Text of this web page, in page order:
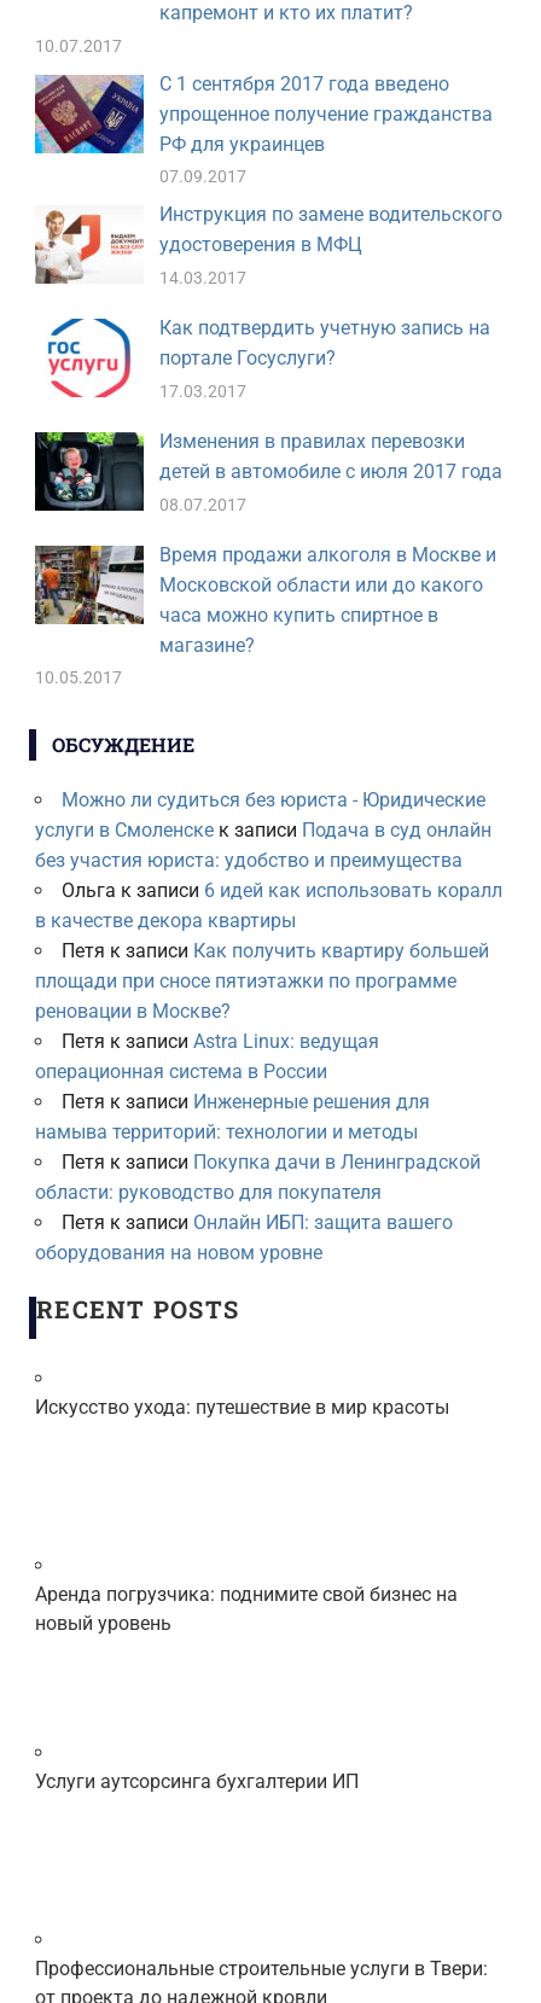
капремонт и кто их платит?
10.07.2017
С 1 сентября 2017 года введено
упрощенное получение гражданства
РФ для украинцев
07.09.2017
Инструкция по замене водительского
удостоверения в МФЦ
14.03.2017
Как подтвердить учетную запись на
портале Госуслуги?
17.03.2017
Изменения в правилах перевозки
детей в автомобиле с июля 2017 года
08.07.2017
Время продажи алкоголя в Москве и
Московской области или до какого
часа можно купить спиртное в
магазине?
10.05.2017
ОБСУЖДЕНИЕ
Можно ли судиться без юриста - Юридические
услуги в Смоленскек записи Подача в суд онлайн
без участия юриста: удобство и преимущества
Ольга к записи 6 идей как использовать коралл
в качестве декора квартиры
Петя к записи Как получить квартиру большей
площади при сносе пятиэтажки по программе
реновации в Москве?
Петя к записи Astra Linux: ведущая
операционная система в России
Петя к записи Инженерные решения для
намыва территорий: технологии и методы
Петя к записи Покупка дачи в Ленинградской
области: руководство для покупателя
Петя к записи Онлайн ИБП: защита вашего
оборудования на новом уровне
RECENT POSTS
Искусство ухода: путешествие в мир красоты
Аренда погрузчика: поднимите свой бизнес на
новый уровень
Услуги аутсорсинга бухгалтерии ИП
Профессиональные строительные услуги в Твери:
от проекта до надежной кровли